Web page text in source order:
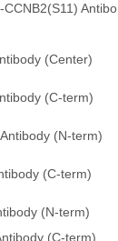
CCNB2(S11) Antibo
(Center)
(C-term)
(N-term)
(C-term)
(N-term)
(C-term)